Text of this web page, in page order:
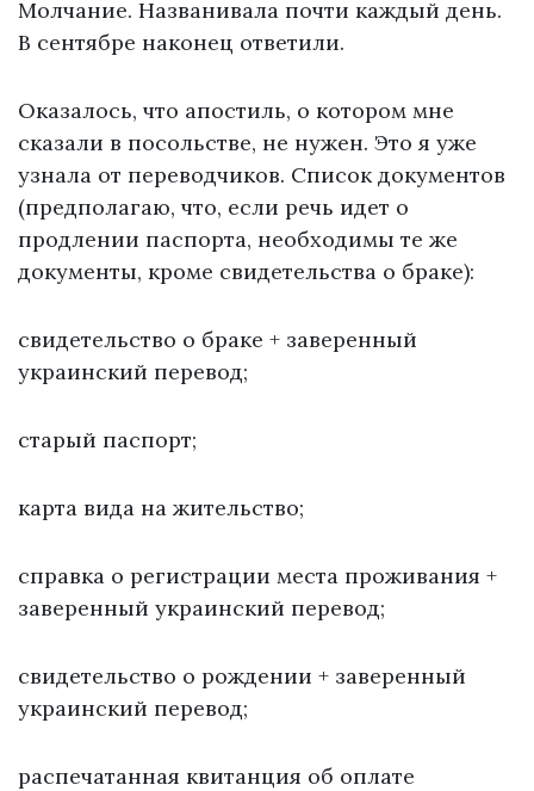
Молчание. Названивала почти каждый день.
В сентябре наконец ответили.
Оказалось, что апостиль, о котором мне
сказали в посольстве, не нужен. Это я уже
узнала от переводчиков. Список документов
(предполагаю, что, если речь идет о
продлении паспорта, необходимы те же
документы, кроме свидетельства о браке):
свидетельство о браке + заверенный
украинский перевод;
старый паспорт;
карта вида на жительство;
справка о регистрации места проживания +
заверенный украинский перевод;
свидетельство о рождении + заверенный
украинский перевод;
распечатанная квитанция об оплате